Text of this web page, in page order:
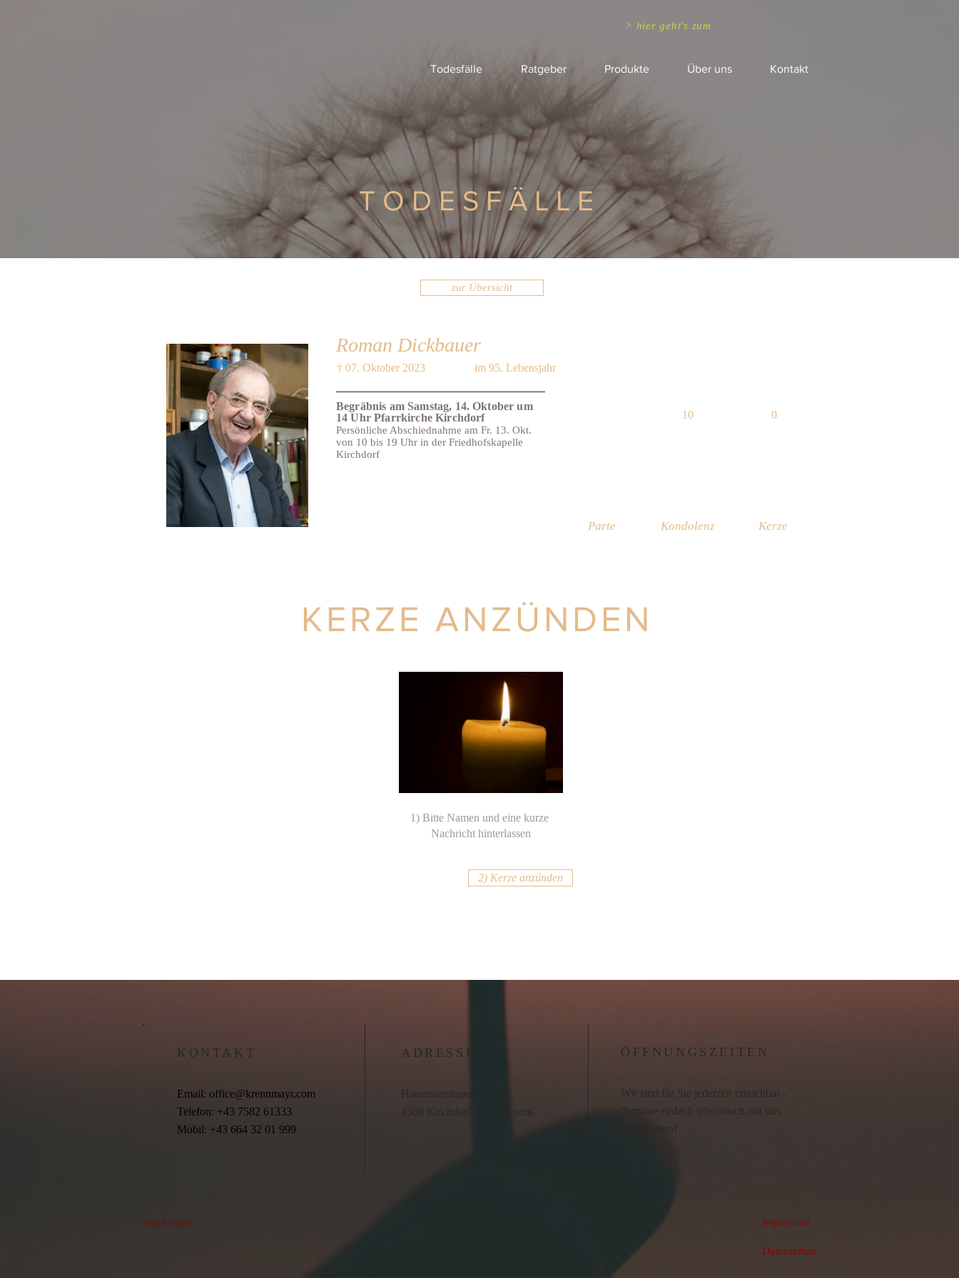
> hier geht's zum
Todesfälle Ratgeber Produkte Über uns Kontakt
TODESFÄLLE
zur Übersicht
KERZE ANZÜNDEN
2) Kerze anzünden
im 95. Lebensjahr
† 07. Oktober 2023
Roman Dickbauer
Begräbnis am Samstag, 14. Oktober um
14 Uhr Pfarrkirche Kirchdorf
Persönliche Abschiednahme am Fr. 13. Okt.
von 10 bis 19 Uhr in der Friedhofskapelle
Kirchdorf
Parte Kondolenz Kerze
10 0
KONTAKT ADRESSE ÖFFNUNGSZEITEN
Email: office@krennmayr.com
Telefon: +43 7582 61333
Mobil: +43 664 32 01 999
Hausmanningerstraße 4
4560 Kirchdorf an der Krems
Wir sind für Sie jederzeit erreichbar -
Termine einfach telefonisch mit uns
nach oben Impressum
Datenschutz